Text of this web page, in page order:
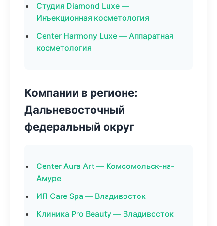
Студия Diamond Luxe —
Инъекционная косметология
Center Harmony Luxe — Аппаратная
косметология
Компании в регионе:
Дальневосточный
федеральный округ
Center Aura Art — Комсомольск-на-
Амуре
ИП Care Spa — Владивосток
Клиника Pro Beauty — Владивосток